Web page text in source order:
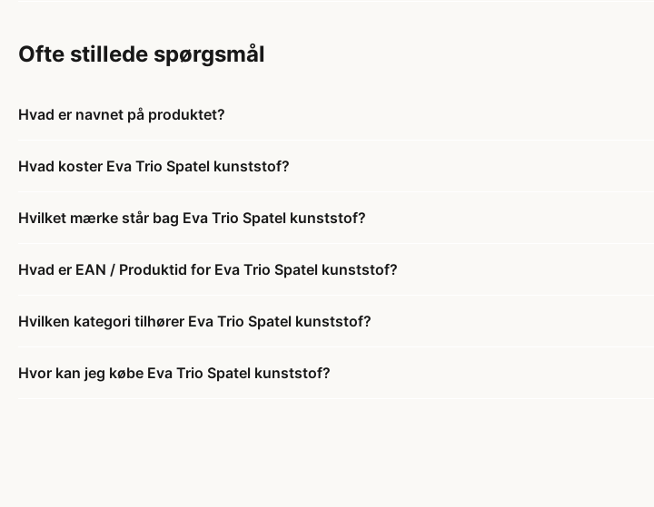
Ofte stillede spørgsmål
Hvad er navnet på produktet?
Hvad koster Eva Trio Spatel kunststof?
Hvilket mærke står bag Eva Trio Spatel kunststof?
Hvad er EAN / Produktid for Eva Trio Spatel kunststof?
Hvilken kategori tilhører Eva Trio Spatel kunststof?
Hvor kan jeg købe Eva Trio Spatel kunststof?